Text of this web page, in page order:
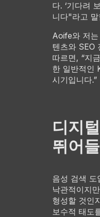
다. ‘기다려
니다"라고
Aoife와 저
텐츠와 SEO
따르면, “지
한 일반적인
시기입니다.”
디지
뛰어
음성 검색
낙관적이지
형성할 것인
보수적 태도